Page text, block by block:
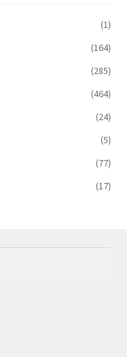
(1)
(164)
(285)
(464)
(24)
(5)
(77)
(17)